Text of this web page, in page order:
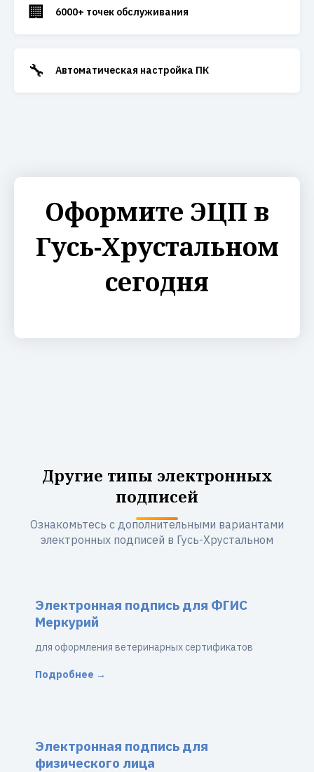
🏢 6000+ точек обслуживания
🔧 Автоматическая настройка ПК
Оформите ЭЦП в
Гусь-Хрустальном
сегодня
Другие типы электронных
подписей
Ознакомьтесь с дополнительными вариантами
электронных подписей в Гусь-Хрустальном
Электронная подпись для ФГИС
Меркурий
для оформления ветеринарных сертификатов
Подробнее →
Электронная подпись для
физического лица